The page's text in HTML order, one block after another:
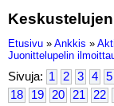
Etusivu » Ankkis »
Juonittelupelin
Sivuja: 1 2 3 4 5
18
19 20 21 22